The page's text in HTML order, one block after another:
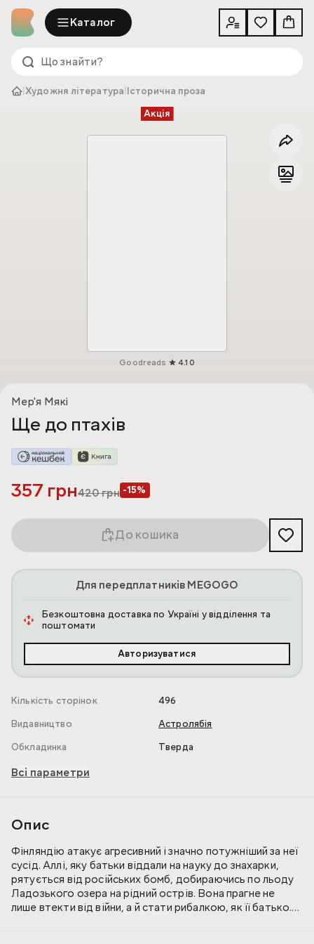
Каталог
|Художня література Історична проза
Акція
Goodreads 4.10
Мер'я Мякі
Ще до птахів
357 грн420грн -15%
До кошика
Для передплатників MEGOGO
Безкоштовна доставка по Україні у відділення та
поштомати
Авторизуватися
Кількість сторінок
496
Видавництво
Астролябія
Обкладинка
Тверда
Всі параметри
Опис
Фінляндію атакує агресивний і значно потужніший за неї
сусід. Аллі, яку батьки віддали на науку до знахарки,
рятується від російських бомб, добираючись по льоду
Ладозького озера на рідний острів. Вона прагне не
лише втекти від війни, а й стати рибалкою, як її батько.